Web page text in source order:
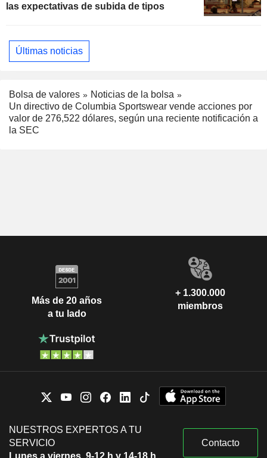
las expectativas de subida de tipos
Últimas noticias
Bolsa de valores
Noticias de la bolsa
Un directivo de Columbia Sportswear vende acciones por
valor de 276,522 dólares, según una reciente notificación a
la SEC
Más de 20 años
a tu lado
+ 1.300.000
miembros
NUESTROS EXPERTOS A TU
SERVICIO
Contacto